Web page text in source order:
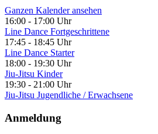
Ganzen Kalender ansehen
16:00 - 17:00 Uhr
Line Dance Fortgeschrittene
17:45 - 18:45 Uhr
Line Dance Starter
18:00 - 19:30 Uhr
Jiu-Jitsu Kinder
19:30 - 21:00 Uhr
Jiu-Jitsu Jugendliche / Erwachsene
Anmeldung